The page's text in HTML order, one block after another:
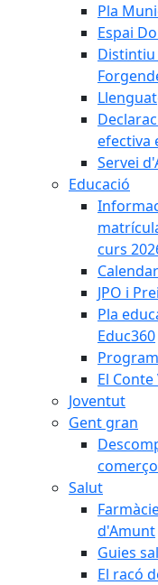
Pla
Espai
Distintiu
efectiva
Servei
Educació
curs
JPO i
Pla
Educ360
El Conte
Joventut
Gent gran
Salut
d'Amunt
Guies
El racó